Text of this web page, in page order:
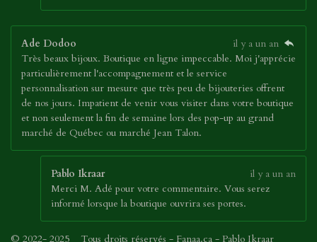
Ade Dodoo
il y a un an
Très beaux bijoux. Boutique en ligne impeccable. Moi j'apprécie
particulièrement l'accompagnement et le service
personnalisation sur mesure que très peu de bijouteries offrent
de nos jours. Impatient de venir vous visiter dans votre boutique
et non seulement la fin de semaine lors des pop-up au grand
marché de Québec ou marché Jean Talon.
Pablo Ikraar
il y a un an
Merci M. Adé pour votre commentaire. Vous serez
informé lorsque la boutique ouvrira ses portes.
© 2022- 2025 Tous droits réservés - Fanaa.ca - Pablo Ikraar